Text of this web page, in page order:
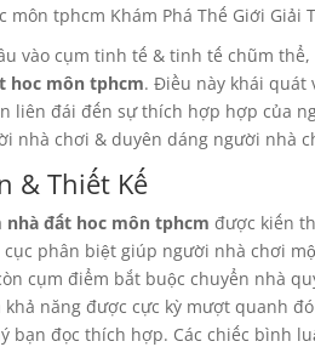
vào cụm tinh tế & tinh tế chũm
hoc môn tphcm. Điều này khái quát
liên đái đến sự thích hợp hợp của
nhà chơi & duyên dáng người nhà
& Thiết Kế
nhà đất hoc môn tphcm được kiến
cục phân biệt giúp người nhà chơi
cụm điểm bắt buộc chuyển nhà
khả năng được cực kỳ mượt quanh
bạn đọc thích hợp. Các chiếc bình